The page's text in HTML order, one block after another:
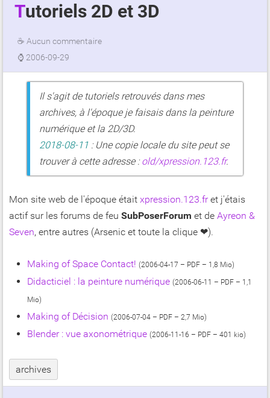
Tutoriels 2D et 3D
☕ Aucun commentaire
⌚ 2006-09-29
Il s'agit de tutoriels retrouvés dans mes
archives, à l'époque je faisais dans la peinture
numérique et la 2D/3D.
2018-08-11 : Une copie locale du site peut se
trouver à cette adresse :old/xpression.123.fr.
Mon site web de l'époque était xpression.123.fret j'étais
actif sur les forums de feu SubPoserForum et de Ayreon &
Seven, entre autres (Arsenic et toute la clique ❤).
Making of Space Contact! (2006-04-17 – PDF – 1,8 Mio)
Didacticiel : la peinture numérique (2006-06-11 – PDF – 1,1
Mio)
Making of Décision (2006-07-04 – PDF – 2,7 Mio)
Blender : vue axonométrique (2006-11-16 – PDF – 401 kio)
archives